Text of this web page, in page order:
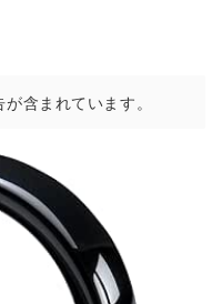
含まれています。